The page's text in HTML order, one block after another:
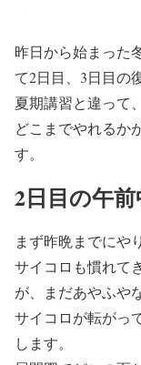
昨日から始まった
て2日目、3日目の
夏期講習と違って
どこまでやれるか
す。
2日目の午前
まず昨晩までにや
サイコロも慣れて
が、まだあやふや
サイコロが転がっ
します。